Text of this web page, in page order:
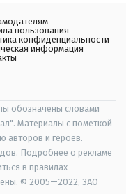
пользования
конфиденциальности
информация
обозначены словами
Материалы с пометкой
авторов и героев.
Подробнее о рекламе
в правилах
© 2005—2022, ЗАО